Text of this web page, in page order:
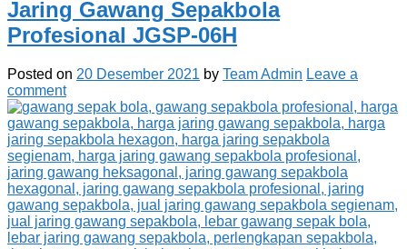
Jaring Gawang Sepakbola
Profesional JGSP-06H
Posted on 20 Desember 2021 by Team Admin Leave a
comment